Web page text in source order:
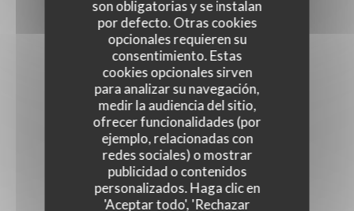
son obligatorias y se instalan
por defecto. Otras cookies
opcionales requieren su
consentimiento. Estas
cookies opcionales sirven
para analizar su navegación,
medir la audiencia del sitio,
ofrecer funcionalidades (por
ejemplo, relacionadas con
redes sociales) o mostrar
publicidad o contenidos
personalizados. Haga clic en
'Aceptar todo', 'Rechazar